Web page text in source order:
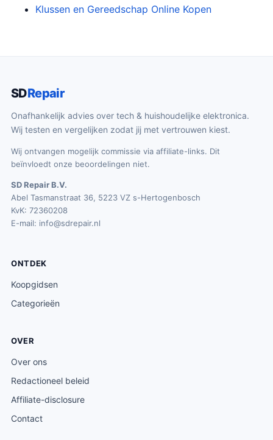
Klussen en Gereedschap Online Kopen
SDRepair
Onafhankelijk advies over tech & huishoudelijke elektronica.
Wij testen en vergelijken zodat jij met vertrouwen kiest.
Wij ontvangen mogelijk commissie via affiliate-links. Dit
beïnvloedt onze beoordelingen niet.
SD Repair B.V.
Abel Tasmanstraat 36, 5223 VZ s-Hertogenbosch
KvK: 72360208
E-mail: info@sdrepair.nl
ONTDEK
Koopgidsen
Categorieën
OVER
Over ons
Redactioneel beleid
Affiliate-disclosure
Contact